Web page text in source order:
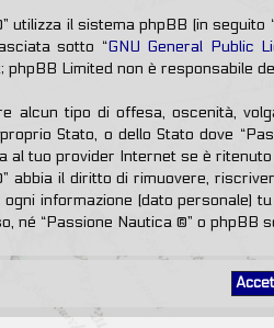
utilizza il sistema phpBB (in seguito
sotto “GNU General Public
phpBB Limited non è responsabile
alcun tipo di offesa, oscenità,
Stato, o dello Stato dove
al tuo provider Internet se è
abbia il diritto di rimuovere,
informazione (dato personale)
né “Passione Nautica ®” o